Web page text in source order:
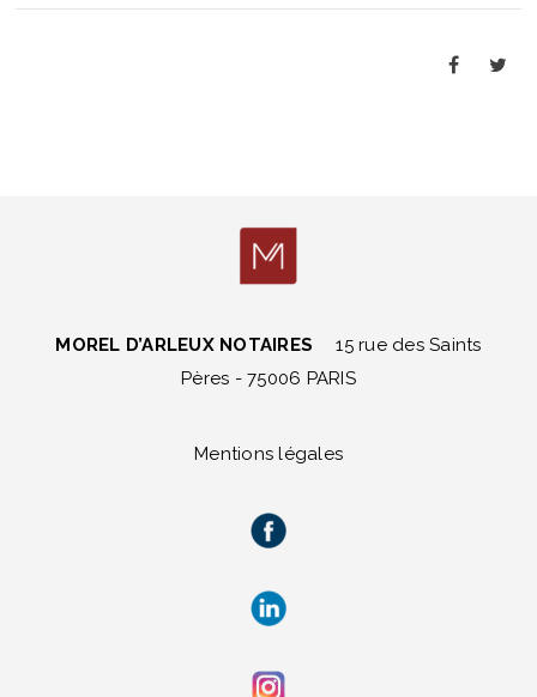
MOREL D’ARLEUX NOTAIRES
15 rue des Saints
Pères - 75006 PARIS
Mentions légales